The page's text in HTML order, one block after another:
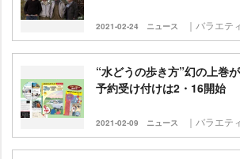
2021-02-24 ニュース ｜バラエテ
“水どうの歩き方”幻の上巻
予約受け付けは2・16開始
2021-02-09 ニュース ｜バラエテ